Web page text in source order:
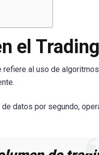
el
al uso de
datos por segundo,